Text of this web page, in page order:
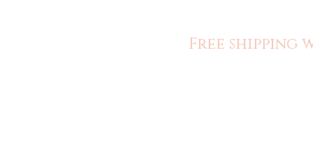
Free shipping